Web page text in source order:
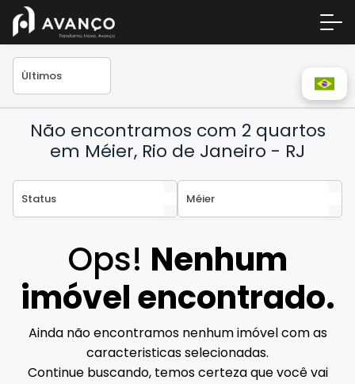
Não encontramos com 2 quartos
em Méier, Rio de Janeiro - RJ
Ops! Nenhum
imóvel encontrado.
Ainda não encontramos nenhum imóvel com as
caracteristicas selecionadas.
Continue buscando, temos certeza que você vai